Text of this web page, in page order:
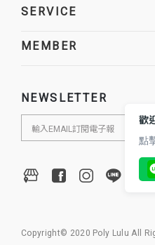
SERVICE
MEMBER
NEWSLETTER
Copyright© 2020 Poly Lulu All
歡
點